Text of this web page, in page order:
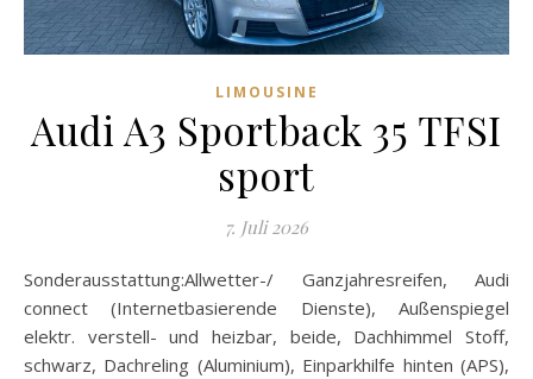
LIMOUSINE
Audi A3 Sportback 35 TFSI
sport
7. Juli 2026
Sonderausstattung:Allwetter-/ Ganzjahresreifen, Audi
connect (Internetbasierende Dienste), Außenspiegel
elektr. verstell- und heizbar, beide, Dachhimmel Stoff,
schwarz, Dachreling (Aluminium), Einparkhilfe hinten (APS),